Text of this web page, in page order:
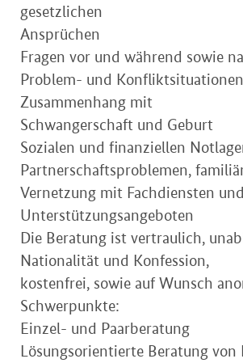
gesetzlichen
Ansprüchen
Fragen vor und während sowie
Problem- und
Zusammenhang mit
Schwangerschaft und Geburt
Sozialen und finanziellen
Partnerschaftsproblemen,
Vernetzung mit Fachdiensten
Unterstützungsangeboten
Die Beratung ist vertraulich,
Nationalität und Konfession,
kostenfrei, sowie auf Wunsch
Schwerpunkte:
Einzel- und Paarberatung
Lösungsorientierte Beratung von